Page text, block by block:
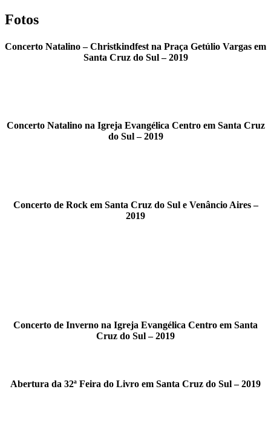
Fotos
Concerto Natalino – Christkindfest na Praça Getúlio Vargas em
Santa Cruz do Sul – 2019
Concerto Natalino na Igreja Evangélica Centro em Santa Cruz
do Sul – 2019
Concerto de Rock em Santa Cruz do Sul e Venâncio Aires –
2019
Concerto de Inverno na Igreja Evangélica Centro em Santa
Cruz do Sul – 2019
Abertura da 32ª Feira do Livro em Santa Cruz do Sul – 2019